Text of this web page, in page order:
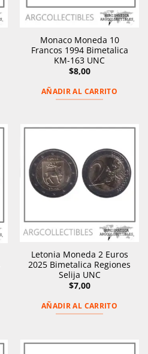
Monaco Moneda 10
Francos 1994 Bimetalica
KM-163 UNC
$8,00
AÑADIR AL CARRITO
Letonia Moneda 2 Euros
2025 Bimetalica Regiones
Selija UNC
$7,00
AÑADIR AL CARRITO